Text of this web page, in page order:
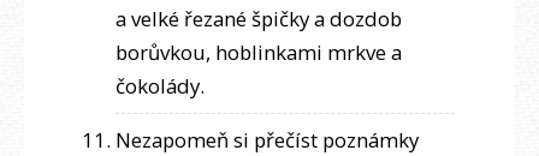
a velké řezané špičky a dozdob
borůvkou, hoblinkami mrkve a
čokolády.
Nezapomeň si přečíst poznámky